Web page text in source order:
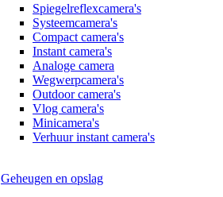
Spiegelreflexcamera's
Systeemcamera's
Compact camera's
Instant camera's
Analoge camera
Wegwerpcamera's
Outdoor camera's
Vlog camera's
Minicamera's
Verhuur instant camera's
Geheugen en opslag